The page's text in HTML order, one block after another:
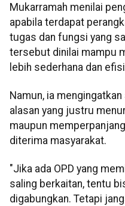
Mukarramah menilai
apabila terdapat
tugas dan fungsi yang
tersebut dinilai mampu
lebih sederhana dan
Namun, ia
alasan yang justru
maupun
diterima masyarakat.
"Jika ada OPD yang
saling berkaitan, tentu
digabungkan. Tetapi